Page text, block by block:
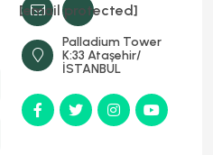
[email protected]
Palladium Tower
K:33 Ataşehir/
İSTANBUL